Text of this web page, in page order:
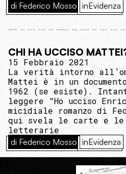
di Federico Mosso inEvidenza
CHI HA UCCISO
15 Febbraio 2021
La verità intorno
Mattei è in un
1962 (se esiste).
leggere “Ho ucciso
micidiale romanzo di
qui svela le carte e
letterarie
di Federico Mosso inEvidenza